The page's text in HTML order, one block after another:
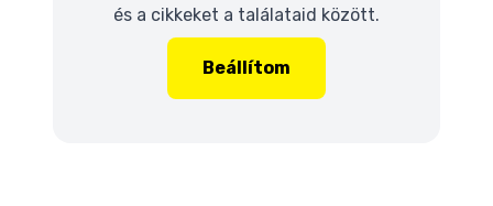
és a cikkeket a találataid között.
Beállítom